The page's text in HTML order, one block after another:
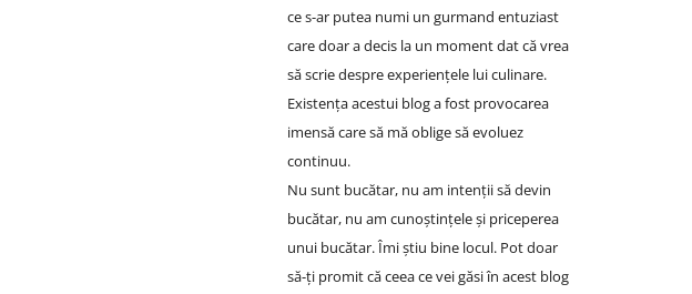
ce s-ar putea numi un gurmand entuziast
care doar a decis la un moment dat că vrea
să scrie despre experiențele lui culinare.
Existența acestui blog a fost provocarea
imensă care să mă oblige să evoluez
continuu.
Nu sunt bucătar, nu am intenții să devin
bucătar, nu am cunoștințele și priceperea
unui bucătar. Îmi știu bine locul. Pot doar
să-ți promit că ceea ce vei găsi în acest blog